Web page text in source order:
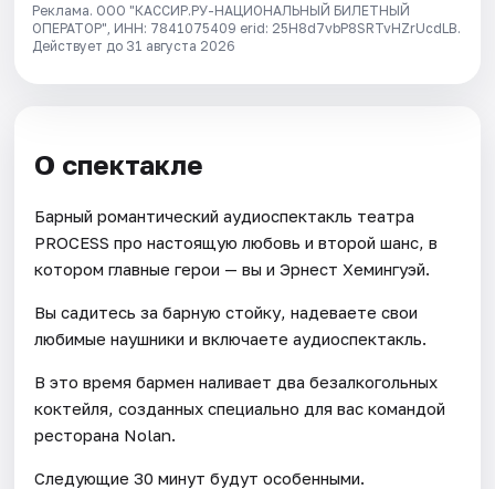
Реклама. ООО "КАССИР.РУ-НАЦИОНАЛЬНЫЙ БИЛЕТНЫЙ
ОПЕРАТОР", ИНН: 7841075409 erid: 25H8d7vbP8SRTvHZrUcdLB.
Действует до 31 августа 2026
О спектакле
Барный романтический аудиоспектакль театра
PROCESS про настоящую любовь и второй шанс, в
котором главные герои — вы и Эрнест Хемингуэй.
Вы садитесь за барную стойку, надеваете свои
любимые наушники и включаете аудиоспектакль.
В это время бармен наливает два безалкогольных
коктейля, созданных специально для вас командой
ресторана Nolan.
Следующие 30 минут будут особенными.